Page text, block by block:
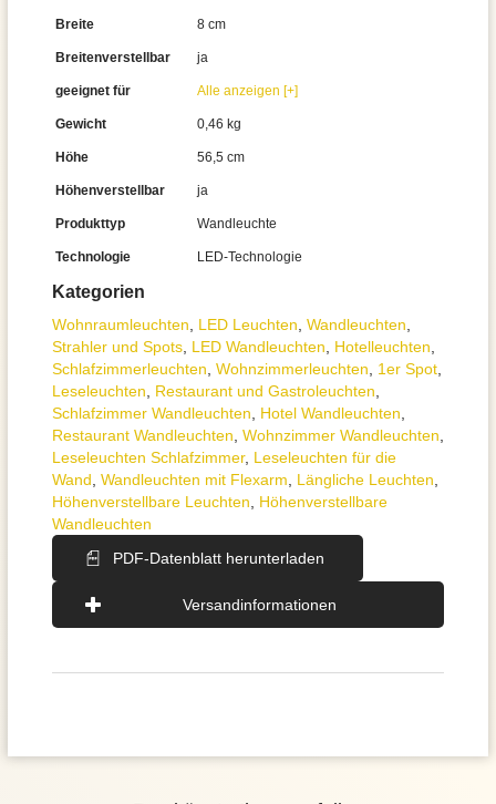
Kategorien
Wohnraum­leuchten LED Leuchten Wand­leuchten
Strahler und Spots LED Wandleuchten Hotelleuchten
Schlafzimmer­leuchten Wohnzimmer­leuchten 1er Spot
Leseleuchten
Restaurant und Gastroleuchten
Schlafzimmer Wandleuchten
Hotel Wandleuchten
Restaurant Wandleuchten Wohnzimmer Wandleuchten
Leseleuchten Schlafzimmer, Leseleuchten für die
Wand Wandleuchten mit Flexarm Längliche Leuchten
Höhenverstellbare Leuchten
Höhenverstellbare
Wandleuchten
PDF-Datenblatt herunterladen
Versandinformationen
Breite 8 cm
Breitenverstellbar ja
geeignet für Alle anzeigen [+]
Gewicht 0,46 kg
Höhe 56,5 cm
Höhenverstellbar ja
Produkttyp Wandleuchte
Technologie LED-Technologie